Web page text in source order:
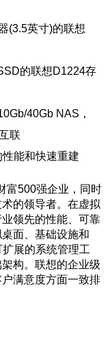
(3.5英寸)的联想
的联想D1224存
40Gb NAS，
联
能和快速重建
富500强企业，同时
的领导者。在虚拟
领先的性能、可靠
面、基础设施和
展的系统管理工
构。联想的企业级
满意度方面一致排